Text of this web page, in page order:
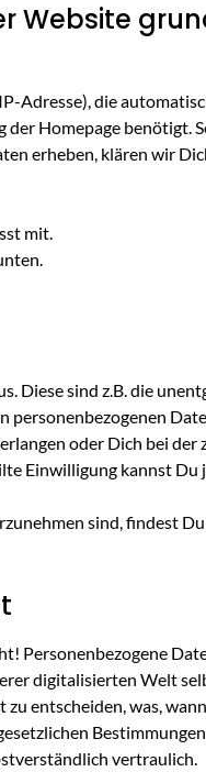
Website
Adresse), die
Homepage benötigt.
erheben, klären wir
mit.
Diese sind z.B. die
personenbezogenen
oder Dich bei der
Einwilligung kannst
sind, findest
Personenbezogene
digitalisierten Welt
entscheiden, was,
vertraulich.